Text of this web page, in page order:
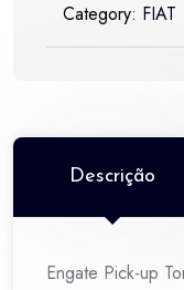
4x2
e
Até
2019
Category: FIAT
Descrição
Engate Pick-up